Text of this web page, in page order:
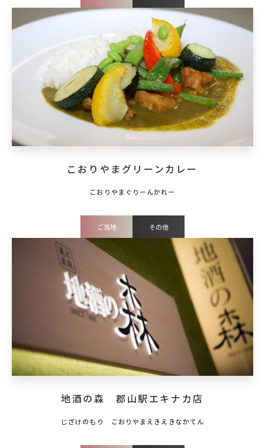
こおりやまグリーンカレー
ご当地 その他
地酒の森 郡山駅エキナカ店